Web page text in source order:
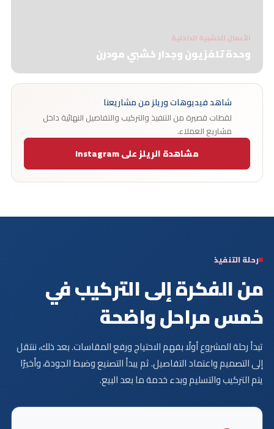
الأعمال الخشبية الداخلية
وحدة تلفزيون وجدار خشبي مودرن
شاهد فيديوهات وريلز من مشاريعنا
لقطات قصيرة من التنفيذ والتركيب والتفاصيل النهائية داخل
مشاريع العملاء.
مشاهدة الريلز على Instagram
رحلة التنفيذ
من الفكرة إلى التركيبفي
خمس مراحل واضحة
تبدأ رحلة المشروع أولًا بفهم الاحتياج ورفع المقاسات.بعد ذلك، ننتقل
إلى التصميم واعتماد التفاصيل. ثم يبدأ التصنيع وضبط الجودة، وأخيرًا
يتم التركيب والتسليم وبدء خدمة ما بعد البيع.